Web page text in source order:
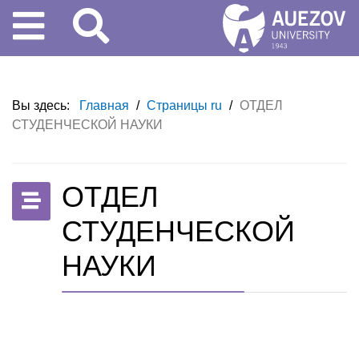
Вы здесь: Главная / Страницы ru / ОТДЕЛ
СТУДЕНЧЕСКОЙ НАУКИ
ОТДЕЛ
СТУДЕНЧЕСКОЙ
НАУКИ